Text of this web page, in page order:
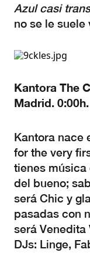
Azul casi
no se le
Kantora The
Madrid. 0:00h.
Kantora nace
for the very
tienes música
del bueno;
será Chic y
pasadas con
será Venedita
DJs: Linge,